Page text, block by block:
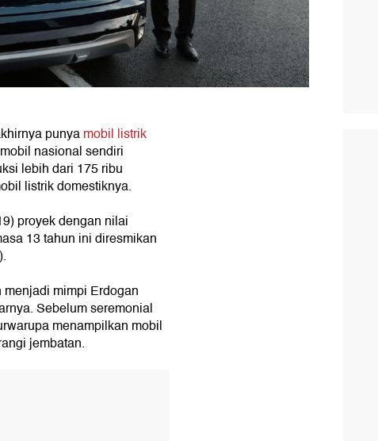
punyamobil listrik
nasional sendiri
lebih dari 175 ribu
listrik domestiknya.
proyek dengan nilai
13 tahun ini diresmikan
mimpi Erdogan
Sebelum seremonial
menampilkan mobil
jembatan.